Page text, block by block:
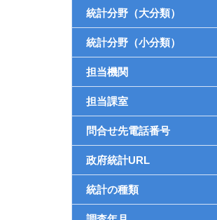
統計分野（大分類）
統計分野（小分類）
担当機関
担当課室
問合せ先電話番号
政府統計URL
統計の種類